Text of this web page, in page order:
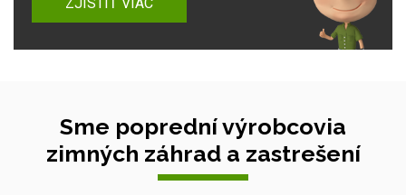
Sme poprední výrobcovia
zimných záhrad a zastrešení